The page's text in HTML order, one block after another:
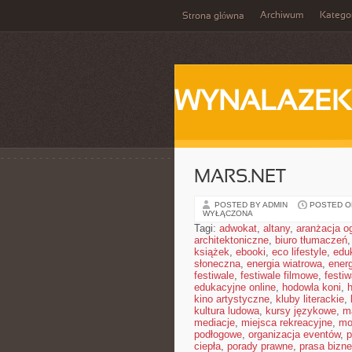
Strona główna Archiwum
WYNALAZEK
MARS.NET
POSTED BY ADMIN POSTED
WYŁĄCZONA
Tagi: adwokat, altany, aranżacja
architektoniczne, biuro tłumaczeń,
książek, ebooki, eco lifestyle,
słoneczna, energia wiatrowa,
festiwale, festiwale filmowe,
edukacyjne online, hodowla koni,
kino artystyczne, kluby literackie,
kultura ludowa, kursy językowe,
mediacje, miejsca rekreacyjne,
podłogowe, organizacja eventów,
ciepła, porady prawne, prasa